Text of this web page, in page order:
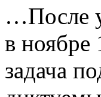
…После
в ноябре
задача